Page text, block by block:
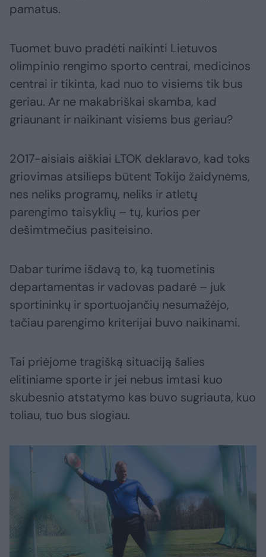
pamatus.
Tuomet buvo pradėti naikinti Lietuvos
olimpinio rengimo sporto centrai, medicinos
centrai ir tikinta, kad nuo to visiems tik bus
geriau. Ar ne makabriškai skamba, kad
griaunant ir naikinant visiems bus geriau?
2017-aisiais aiškiai LTOK deklaravo, kad toks
griovimas atsilieps būtent Tokijo žaidynėms,
nes neliks programų, neliks ir atletų
parengimo taisyklių – tų, kurios per
dešimtmečius pasiteisino.
Dabar turime išdavą to, ką tuometinis
departamentas ir vadovas padarė – juk
sportininkų ir sportuojančių nesumažėjo,
tačiau parengimo kriterijai buvo naikinami.
Tai priėjome tragišką situaciją šalies
elitiniame sporte ir jei nebus imtasi kuo
skubesnio atstatymo kas buvo sugriauta, kuo
toliau, tuo bus slogiau.